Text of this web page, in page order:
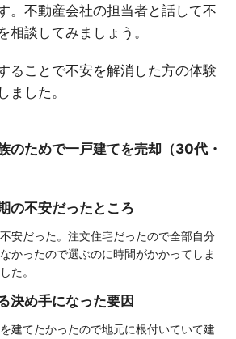
。不動産会社の担当者と話して不
相談してみましょう。
ることで不安を解消した方の体験
ました。
のためで一戸建てを売却（30代・
の不安だったところ
安だった。注文住宅だったので全部自分
かったので選ぶのに時間がかかってしま
た。
決め手になった要因
建てたかったので地元に根付いていて建